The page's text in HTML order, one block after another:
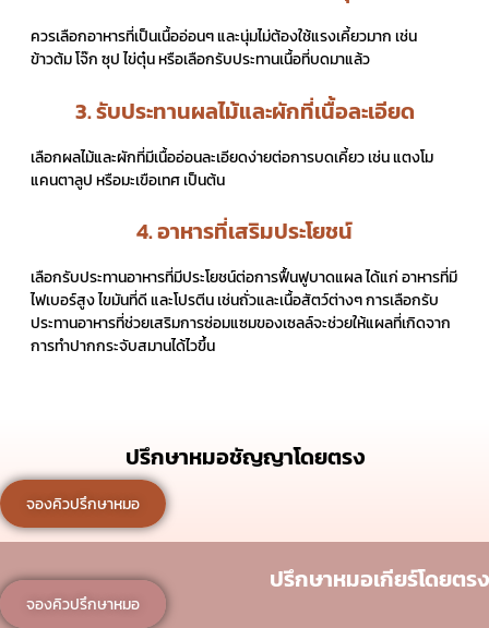
ควรเลือกอาหารที่เป็นเนื้ออ่อนๆ และนุ่มไม่ต้องใช้แรงเคี้ยวมาก เช่น
ข้าวต้ม โจ๊ก ซุป ไข่ตุ๋น หรือเลือกรับประทานเนื้อที่บดมาแล้ว
3. รับประทานผลไม้และผักที่เนื้อละเอียด
เลือกผลไม้และผักที่มีเนื้ออ่อนละเอียดง่ายต่อการบดเคี้ยว เช่น แตงโม
แคนตาลูป หรือมะเขือเทศ เป็นต้น
4. อาหารที่เสริมประโยชน์
เลือกรับประทานอาหารที่มีประโยชน์ต่อการฟื้นฟูบาดแผล ได้แก่ อาหารที่มี
ไฟเบอร์สูง ไขมันที่ดี และโปรตีน เช่นถั่วและเนื้อสัตว์ต่างๆ การเลือกรับ
ประทานอาหารที่ช่วยเสริมการซ่อมแซมของเซลล์จะช่วยให้แผลที่เกิดจาก
การทำปากกระจับสมานได้ไวขึ้น
ปรึกษาหมอชัญญาโดยตรง
จองคิวปรึกษาหมอ
ปรึกษาหมอเกียร์โดยตรง
จองคิวปรึกษาหมอ